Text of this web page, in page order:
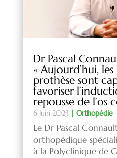
Dr Pascal
« Aujourd’hui,
prothèse sont
favoriser
repousse de l’os
6 Juin 2023 | Orthopédie
Le Dr Pascal
orthopédique
à la Polyclinique de